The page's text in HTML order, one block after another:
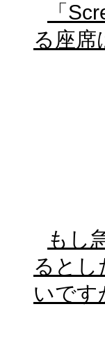
「
る座席
もし
るとし
いです